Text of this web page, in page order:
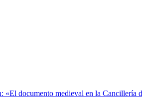
«El documento medieval en la Cancillería